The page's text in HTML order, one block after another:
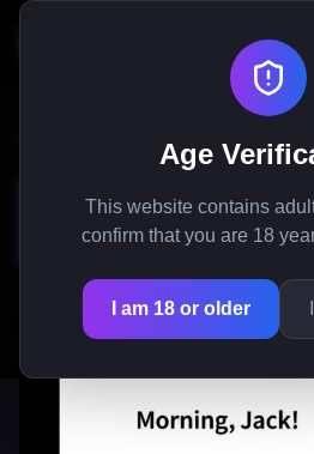
Age
This website contains
confirm that you are 18
I am 18 or older
Mustasukkaisen
Toimisto Crush